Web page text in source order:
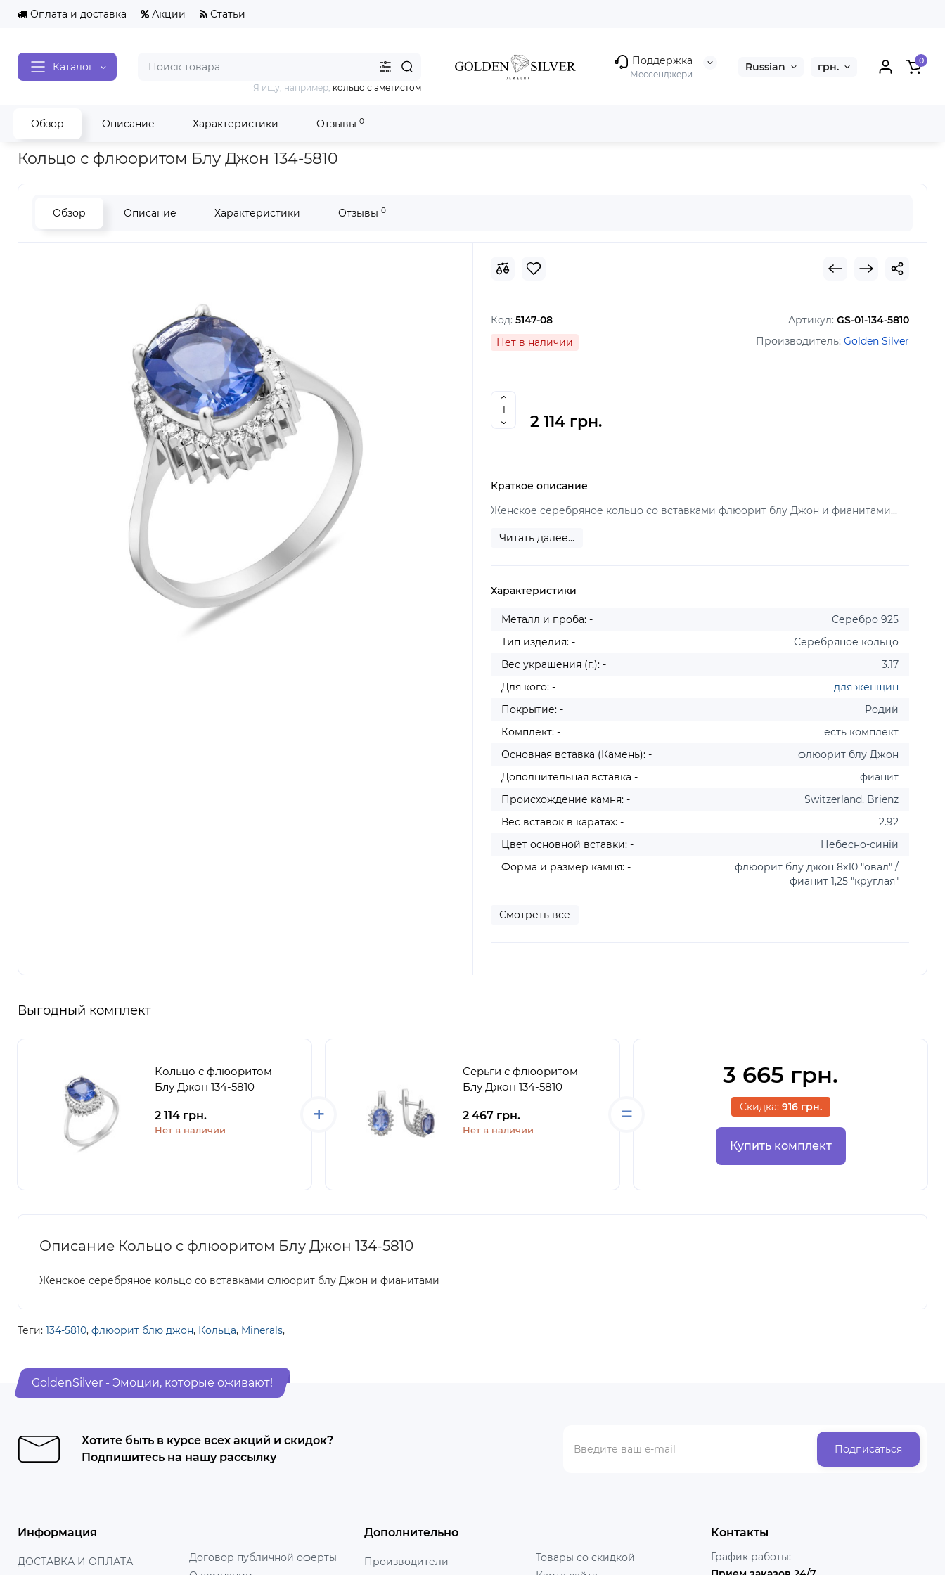
Оплата и доставка Акции Статьи
Каталог Поддержка
Мессенджери
Я ищу, например, кольцо с аметистом
Russian грн. 0
Обзор Описание Характеристики Отзывы 0
Главная Серебряные кольца Кольцо с флюоритом Блу Джон 134-5810
Кольцо с флюоритом Блу Джон 134-5810
Обзор Описание Характеристики Отзывы 0
Код: 5147-08 Артикул: GS-01-134-5810
Производитель: Golden Silver
Нет в наличии
2 114 грн.
Краткое описание
Женское серебряное кольцо со вставками флюорит блу Джон и фианитами...
Читать далее...
Характеристики
Металл и проба: -
Серебро 925
Тип изделия: -
Серебряное кольцо
Вес украшения (г.): -
3.17
Для кого: -
для женщин
Покрытие: -
Родий
Комплект: -
есть комплект
Основная вставка (Камень): -
флюорит блу Джон
Дополнительная вставка -
фианит
Происхождение камня: -
Switzerland, Brienz
Вес вставок в каратах: -
2.92
Цвет основной вставки: -
Небесно-синій
Форма и размер камня: -
флюорит блу джон 8х10 "овал" /
фианит 1,25 "круглая"
Смотреть все
Выгодный комплект
Кольцо с флюоритом
Блу Джон 134-5810
2 114 грн.
Нет в наличии
Серьги с флюоритом
Блу Джон 134-5810
2 467 грн.
Нет в наличии
3 665 грн.
Скидка: 916 грн.
Купить комплект
Описание Кольцо с флюоритом Блу Джон 134-5810
Женское серебряное кольцо со вставками флюорит блу Джон и фианитами
Теги: 134-5810, флюорит блю джон, Кольца, Minerals,
GoldenSilver - Эмоции, которые оживают!
Хотите быть в курсе всех акций и скидок?
Подпишитесь на нашу рассылку
Подписаться
Информация
ДОСТАВКА И ОПЛАТА
Договор публичной оферты
Дополнительно
Производители
Товары со скидкой
Контакты
График работы: